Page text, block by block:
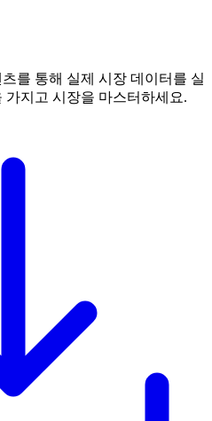
를 통해 실제 시장 데이터를 실
지고 시장을 마스터하세요.